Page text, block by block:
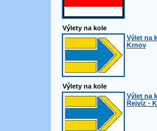
Výlety na kole
Výlet na
Krnov
Výlety na kole
Výlet na
Rejvíz -